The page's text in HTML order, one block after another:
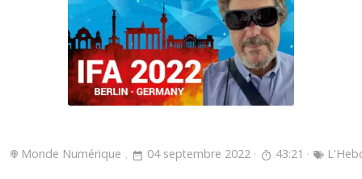
Monde Numérique 04 septembre 2022 43:21